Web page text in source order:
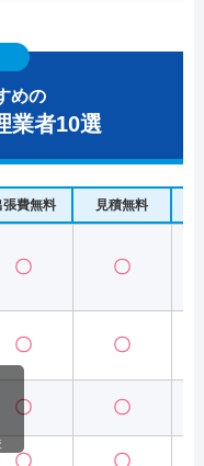
めの
業者10選
張費無料 見積無料
〇 〇
〇 〇
〇 〇
〇 〇